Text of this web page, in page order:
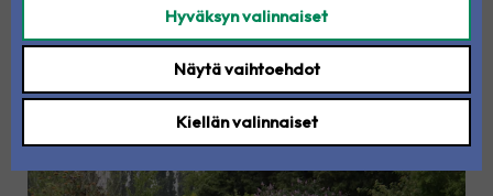
(Kunnas & Tupala 2021, 36). Pihasuunnittelun avulla
voidaan turvata uhanalaisten tyyppien säilyminen ja
lisätä niiden määrää ja pinta-alaa (Paloniemi 2018, 29).
Hyväksyn valinnaiset
Näytä vaihtoehdot
Kiellän valinnaiset